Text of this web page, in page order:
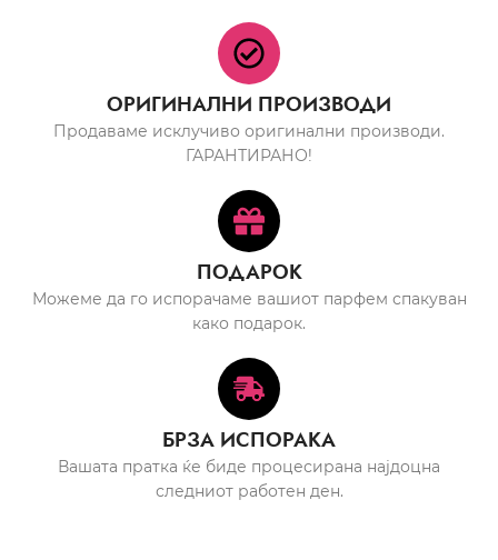
ОРИГИНАЛНИ ПРОИЗВОДИ
Продаваме исклучиво оригинални производи.
ГАРАНТИРАНО!
ПОДАРОК
Можеме да го испорачаме вашиот парфем спакуван
како подарок.
БРЗА ИСПОРАКА
Вашата пратка ќе биде процесирана најдоцна
следниот работен ден.